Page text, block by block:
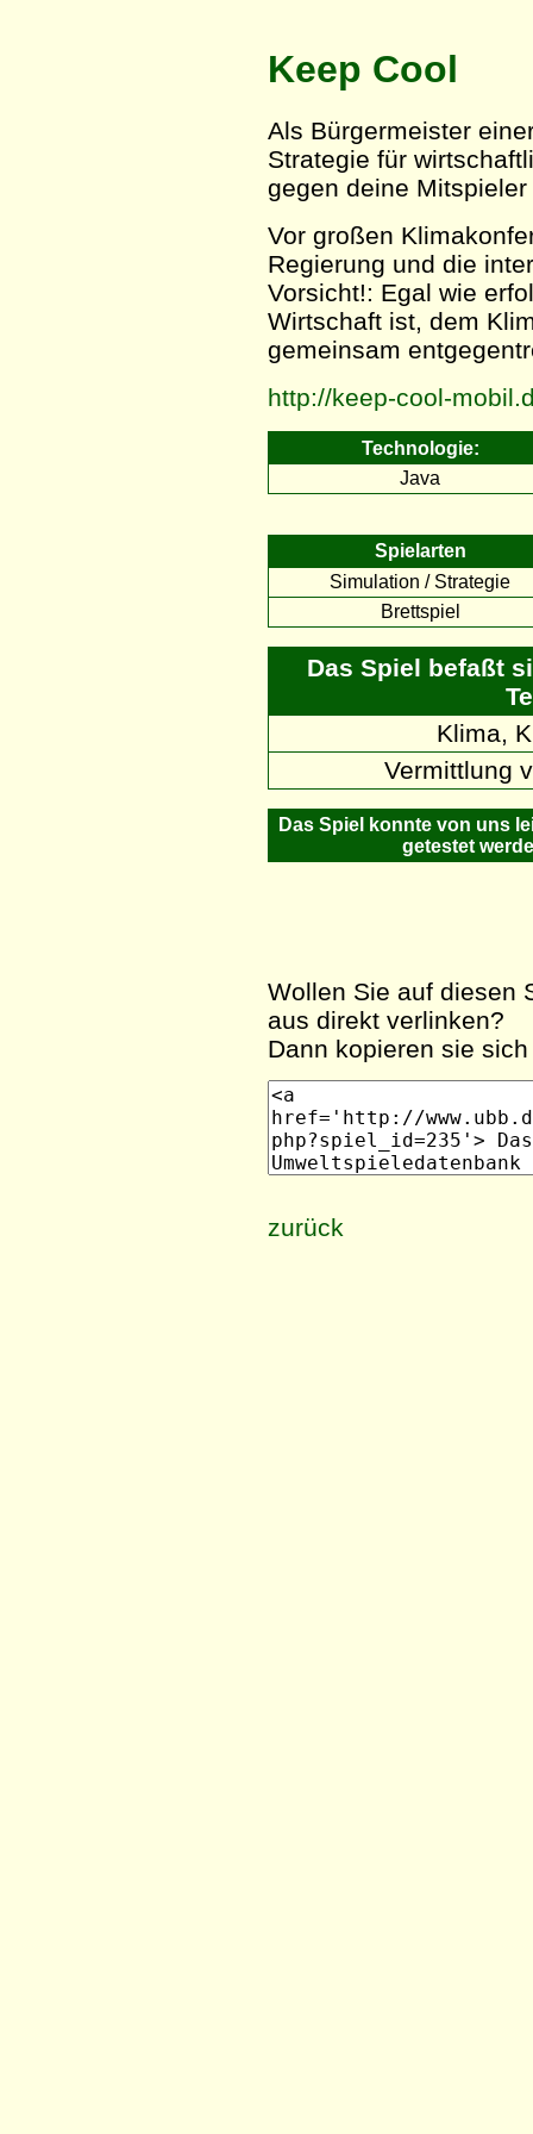
Keep Cool
Als Bürgermeister
Strategie für
gegen deine
Vor großen
Regierung und die
Vorsicht!: Egal wie
Wirtschaft ist, dem
gemeinsam
http://keep-cool-
Technologie:
Java
Spielarten
Simulation / Strategie
Brettspiel
Das Spiel befaßt
Klima,
Vermittlung
Das Spiel konnte von uns
getestet
Wollen Sie auf diesen
aus direkt verlinken?
Dann kopieren sie
zurück